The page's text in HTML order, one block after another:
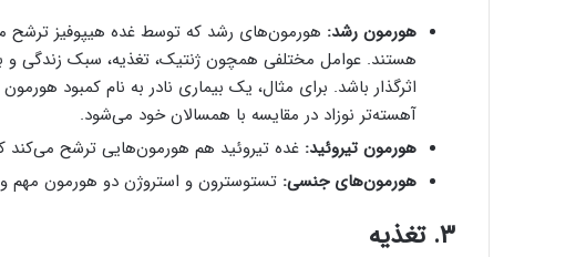
هورمون رشد: هورمون‌های رشد که توسط غده هیپوفیز ترشح
هستند. عوامل مختلفی همچون ژنتیک، تغذیه، سبک زندگی و
آهسته‌تر نوزاد در مقایسه با همسالان خود می‌شود.
هورمون تیروئید: غده تیروئید هم هورمون‌هایی ترشح می‌کند
هورمون‌های جنسی: تستوسترون و استروژن دو هورمون مهم
۳. تغذیه